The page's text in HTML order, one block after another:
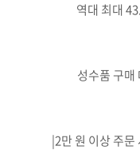
역대 최대
성수품 구매
|2만 원 이상 주문